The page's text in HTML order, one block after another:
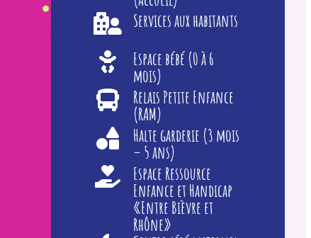
Services aux habitants
Espace bébé (0 à 6
mois)
Relais Petite Enfance
(RAM)
Halte garderie (3 mois
– 5 ans)
Espace Ressource
Enfance et Handicap
«Entre Bièvre et
Rhône»